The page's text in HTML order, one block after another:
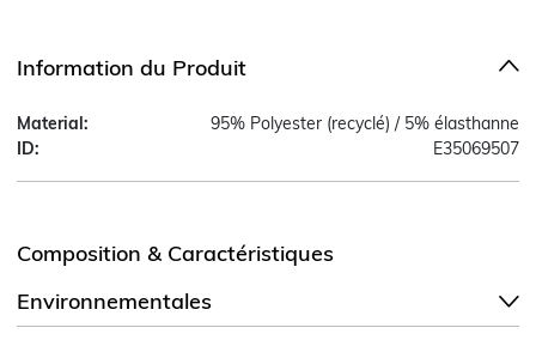
Information du Produit
Material:
95% Polyester (recyclé) / 5% élasthanne
ID:
E35069507
Composition & Caractéristiques
Environnementales